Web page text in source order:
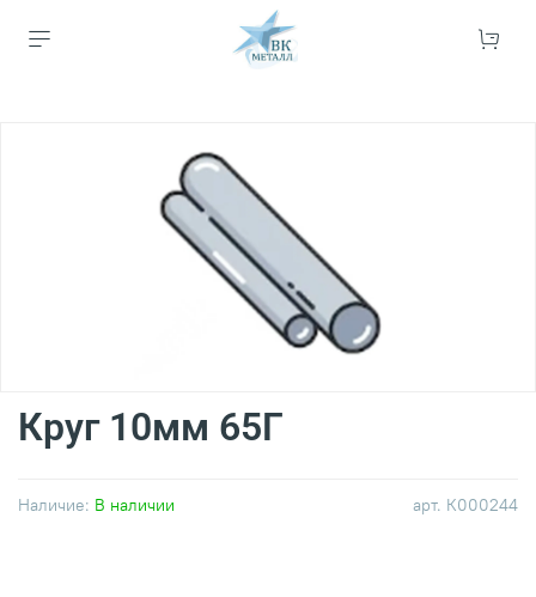
арт. К000244
Наличие: В наличии
Круг 10мм 65Г